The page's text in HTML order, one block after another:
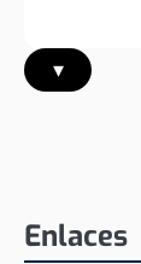
▾
Enlaces